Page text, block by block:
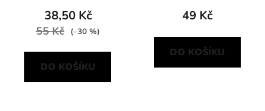
38,50 Kč
55 Kč (–30 %)
DO KOŠÍKU
49 Kč
DO KOŠÍKU